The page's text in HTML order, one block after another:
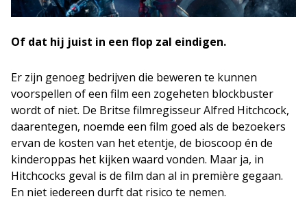
Of dat hij juist in een flop zal eindigen.
Er zijn genoeg bedrijven die beweren te kunnen
voorspellen of een film een zogeheten blockbuster
wordt of niet. De Britse filmregisseur Alfred Hitchcock,
daarentegen, noemde een film goed als de bezoekers
ervan de kosten van het etentje, de bioscoop én de
kinderoppas het kijken waard vonden. Maar ja, in
Hitchcocks geval is de film dan al in première gegaan.
En niet iedereen durft dat risico te nemen.